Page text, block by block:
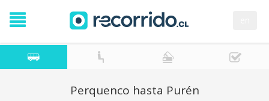
Perquenco hasta Purén